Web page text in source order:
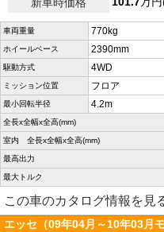
新車時価格
車両重量 770kg
ホイールベース 2390mm
駆動方式 4WD
ミッション位置 フロア
最小回転半径 4.2m
全長x全幅x全高(mm)
室内 全長x全幅x全高(mm)
最高出力
最大トルク
この車のカタログ情報を見
エッセ（09年04月～10年03月